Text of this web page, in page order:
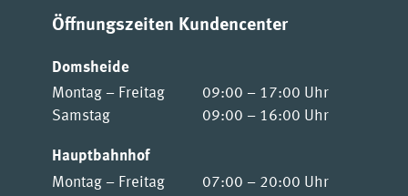
Öffnungszeiten Kundencenter
Domsheide
Montag – Freitag
09:00 – 17:00 Uhr
Samstag
09:00 – 16:00 Uhr
Hauptbahnhof
Montag – Freitag
07:00 – 20:00 Uhr